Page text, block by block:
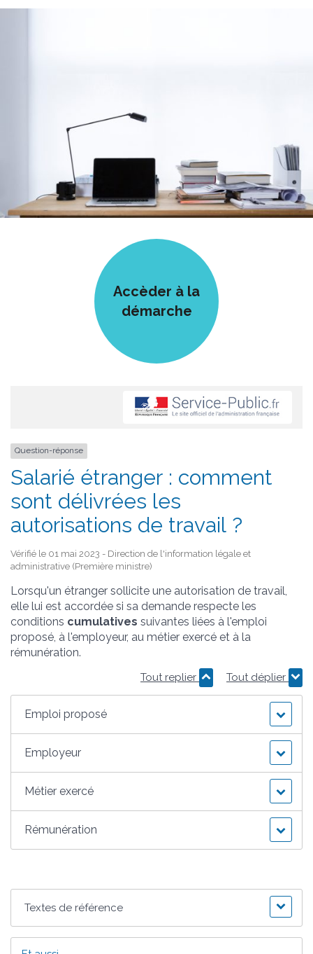
Accèder à la
démarche
Question-réponse
Salarié étranger : comment
sont délivrées les
autorisations de travail ?
Vérifié le 01 mai 2023 - Direction de l'information légale et
administrative (Première ministre)
Lorsqu'un étranger sollicite une autorisation de travail,
elle lui est accordée si sa demande respecte les
conditions cumulatives suivantes liées à l'emploi
proposé, à l'employeur, au métier exercé et à la
rémunération.
Tout replier Tout déplier
Emploi proposé
Employeur
Métier exercé
Rémunération
Textes de référence